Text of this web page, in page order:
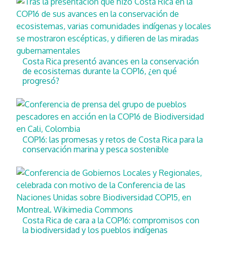
Costa Rica presentó avances en la conservación
de ecosistemas durante la COP16, ¿en qué
progresó?
COP16: las promesas y retos de Costa Rica para la
conservación marina y pesca sostenible
Costa Rica de cara a la COP16: compromisos con
la biodiversidad y los pueblos indígenas